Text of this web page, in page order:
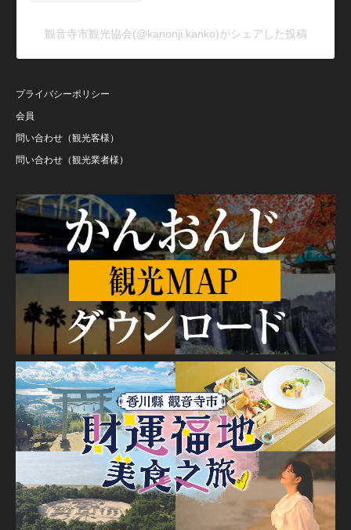
観音寺市観光協会(@kanonji.kanko)がシェアした投稿
プライバシーポリシー
会員
問い合わせ（観光客様）
問い合わせ（観光業者様）